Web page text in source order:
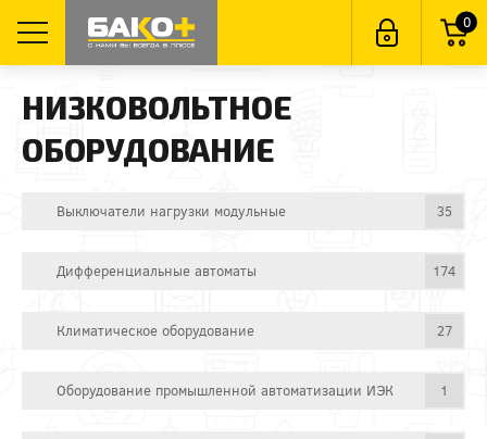
0
НИЗКОВОЛЬТНОЕ
ОБОРУДОВАНИЕ
Выключатели нагрузки модульные 35
Дифференциальные автоматы 174
Климатическое оборудование 27
Оборудование промышленной автоматизации ИЭК 1